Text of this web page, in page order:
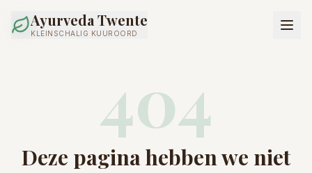
Ayurveda Twente
KLEINSCHALIG KUUROORD
404
Deze pagina hebben we niet